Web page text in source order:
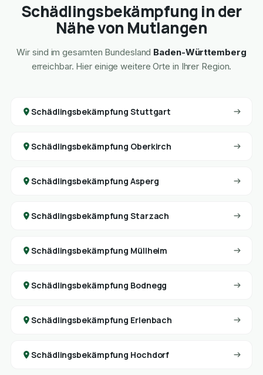
Schädlingsbekämpfung in der
Nähe von Mutlangen
Wir sind im gesamten Bundesland Baden-Württemberg
erreichbar. Hier einige weitere Orte in Ihrer Region.
Schädlingsbekämpfung Stuttgart
Schädlingsbekämpfung Oberkirch
Schädlingsbekämpfung Asperg
Schädlingsbekämpfung Starzach
Schädlingsbekämpfung Müllheim
Schädlingsbekämpfung Bodnegg
Schädlingsbekämpfung Erlenbach
Schädlingsbekämpfung Hochdorf